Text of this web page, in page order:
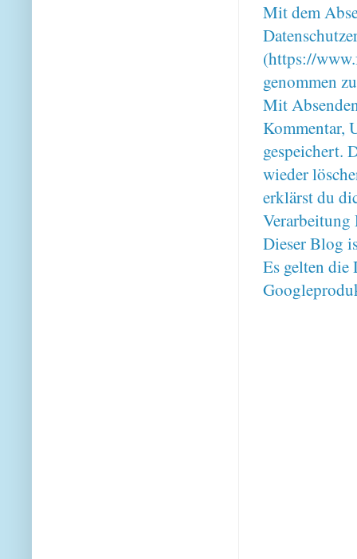
Mit dem
(https://
genommen
Mit
Kommentar,
gespeichert.
wieder
erklärst du
Verarbeitung
Dieser Blog
Es gelten